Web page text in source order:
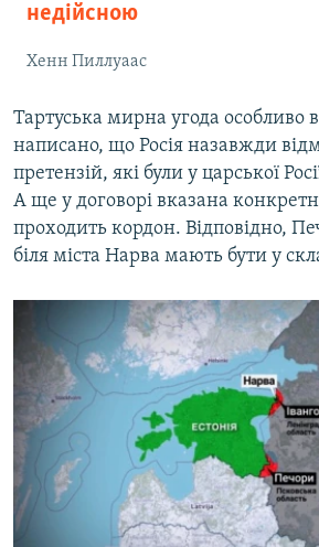
недійсною
Хенн Пиллуаас
Тартуська мирна угода особливо
написано, що Росія назавжди
претензій, які були у царської
А ще у договорі вказана
проходить кордон. Відповідно,
біля міста Нарва мають бути у